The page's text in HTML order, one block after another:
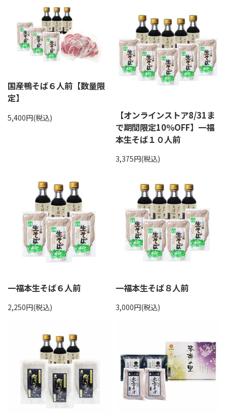
国産鴨そば６人前【数量限
定】
5,400円(税込)
【オンラインストア8/31ま
で期間限定10％OFF】一福
本生そば１０人前
3,375円(税込)
一福本生そば６人前
2,250円(税込)
一福本生そば８人前
3,000円(税込)